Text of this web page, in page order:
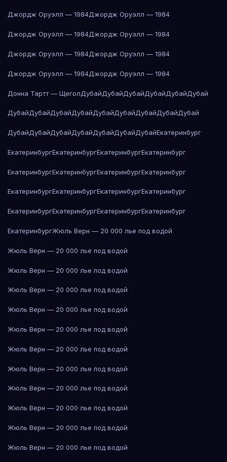
Джордж Оруэлл — 1984Джордж Оруэлл — 1984
Джордж Оруэлл — 1984Джордж Оруэлл — 1984
Джордж Оруэлл — 1984Джордж Оруэлл — 1984
Джордж Оруэлл — 1984Джордж Оруэлл — 1984
Донна Тартт — ЩеголДубайДубайДубайДубайДубайДубай
ДубайДубайДубайДубайДубайДубайДубайДубайДубай
ДубайДубайДубайДубайДубайДубайДубайЕкатеринбург
ЕкатеринбургЕкатеринбургЕкатеринбургЕкатеринбург
ЕкатеринбургЕкатеринбургЕкатеринбургЕкатеринбург
ЕкатеринбургЕкатеринбургЕкатеринбургЕкатеринбург
ЕкатеринбургЕкатеринбургЕкатеринбургЕкатеринбург
ЕкатеринбургЖюль Верн — 20 000 лье под водой
Жюль Верн — 20 000 лье под водой
Жюль Верн — 20 000 лье под водой
Жюль Верн — 20 000 лье под водой
Жюль Верн — 20 000 лье под водой
Жюль Верн — 20 000 лье под водой
Жюль Верн — 20 000 лье под водой
Жюль Верн — 20 000 лье под водой
Жюль Верн — 20 000 лье под водой
Жюль Верн — 20 000 лье под водой
Жюль Верн — 20 000 лье под водой
Жюль Верн — 20 000 лье под водой